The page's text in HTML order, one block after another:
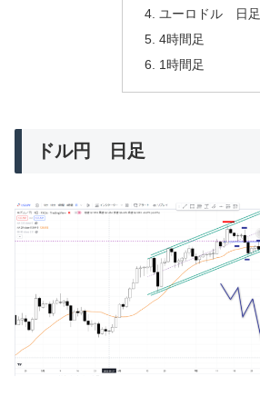
ユーロドル 日足
4時間足
1時間足
ドル円 日足